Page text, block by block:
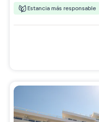
Estancia más responsable